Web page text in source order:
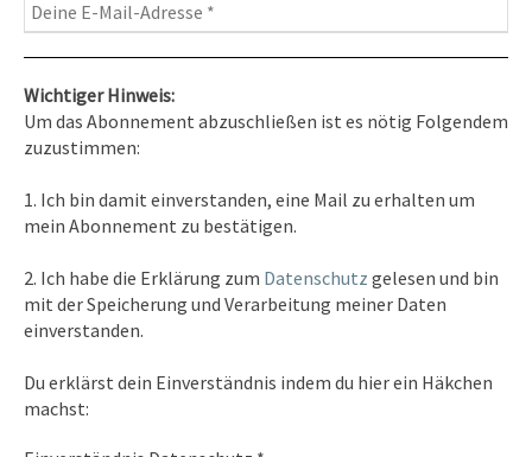
Wichtiger Hinweis:
Um das Abonnement abzuschließen ist es nötig Folgendem
zuzustimmen:
1. Ich bin damit einverstanden, eine Mail zu erhalten um
mein Abonnement zu bestätigen.
2. Ich habe die Erklärung zum Datenschutz gelesen und bin
mit der Speicherung und Verarbeitung meiner Daten
einverstanden.
Du erklärst dein Einverständnis indem du hier ein Häkchen
machst:
Kontakt
Tel. 0351/2681691
E-Mail: info [at ] spirit-on-earth.com
Heilpraxis
Heilpraxis Hirschburger